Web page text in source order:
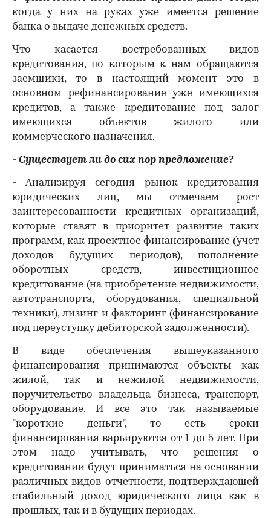
когда у них на руках уже имеется решение
банка о выдаче денежных средств.
Что касается востребованных видов
кредитования, по которым к нам обращаются
заемщики, то в настоящий момент это в
основном рефинансирование уже имеющихся
кредитов, а также кредитование под залог
имеющихся объектов жилого или
коммерческого назначения.
- Существует ли до сих пор предложение?
- Анализируя сегодня рынок кредитования
юридических лиц, мы отмечаем рост
заинтересованности кредитных организаций,
которые ставят в приоритет развитие таких
программ, как проектное финансирование (учет
доходов будущих периодов), пополнение
оборотных средств, инвестиционное
кредитование (на приобретение недвижимости,
автотранспорта, оборудования, специальной
техники), лизинг и факторинг (финансирование
под переуступку дебиторской задолженности).
В виде обеспечения вышеуказанного
финансирования принимаются объекты как
жилой, так и нежилой недвижимости,
поручительство владельца бизнеса, транспорт,
оборудование. И все это так называемые
"короткие деньги", то есть сроки
финансирования варьируются от 1 до 5 лет. При
этом надо учитывать, что решения о
кредитовании будут приниматься на основании
различных видов отчетности, подтверждающей
стабильный доход юридического лица как в
прошлых, так и в будущих периодах.